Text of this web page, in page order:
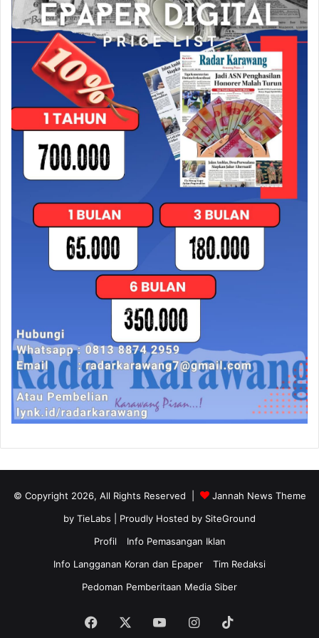
© Copyright 2026, All Rights Reserved |
Jannah News Theme
by TieLabs | Proudly Hosted by SiteGround
Profil
Info Pemasangan Iklan
Info Langganan Koran dan Epaper
Tim Redaksi
Pedoman Pemberitaan Media Siber
Facebook YouTubeInstagram